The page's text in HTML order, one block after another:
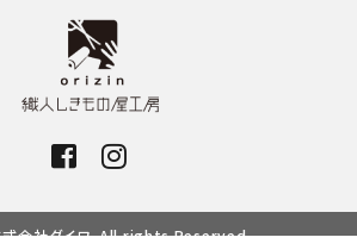
会社ダイワ. All rights Reserved.